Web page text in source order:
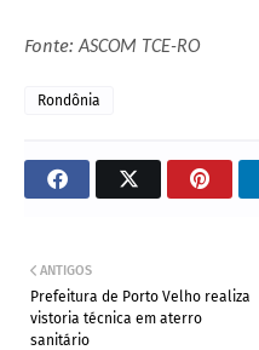
Fonte:ASCOM TCE-RO
Rondônia
ANTIGOS
Prefeitura de Porto Velho realiza
vistoria técnica em aterro
sanitário